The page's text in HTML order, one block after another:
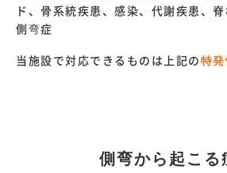
ド、骨系統疾患、感染、代謝疾患、
側弯症
当施設で対応できるものは上記の 特
側弯から起こる